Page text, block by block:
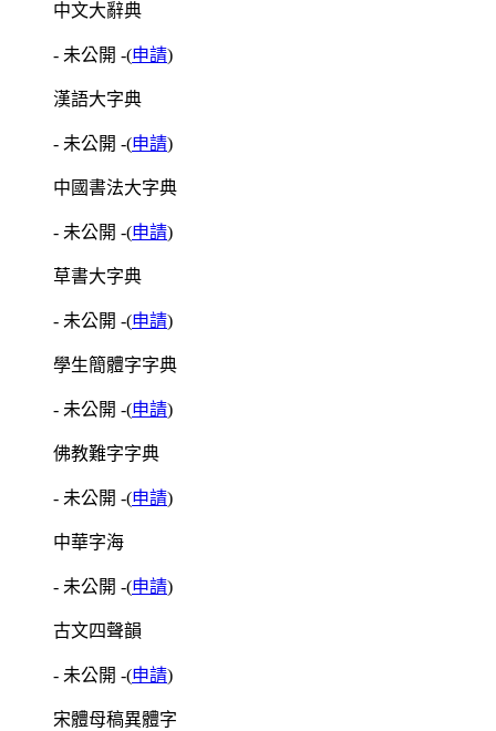
中文大辭典
- 未公開 -(申請)
漢語大字典
- 未公開 -(申請)
中國書法大字典
- 未公開 -(申請)
草書大字典
- 未公開 -(申請)
學生簡體字字典
- 未公開 -(申請)
佛教難字字典
- 未公開 -(申請)
中華字海
- 未公開 -(申請)
古文四聲韻
- 未公開 -(申請)
宋體母稿異體字